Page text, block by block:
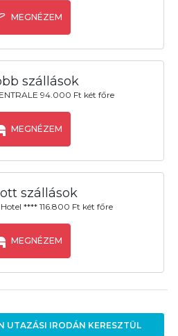
MEGNÉZEM
szállások
94.000 Ft két főre
MEGNÉZEM
szállások
**** 116.800 Ft két főre
MEGNÉZEM
UTAZÁSI IRODÁN KERESZTÜL